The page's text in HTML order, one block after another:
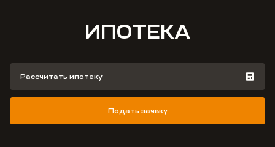
ИПОТЕКА
Подать заявку
Рассчитать ипотеку